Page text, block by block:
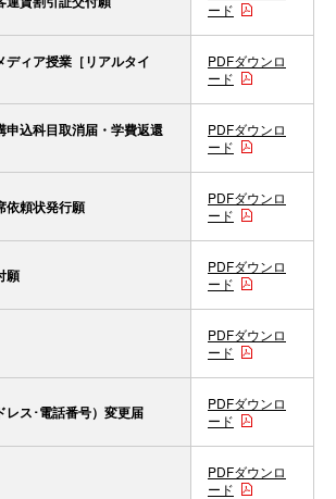
ード
ディア授業［リアルタイ
PDFダウンロ
ード
申込科目取消届・学費返還
PDFダウンロ
ード
依頼状発行願
PDFダウンロ
ード
願
PDFダウンロ
ード
PDFダウンロ
ード
レス･電話番号）変更届
PDFダウンロ
ード
PDFダウンロ
ード